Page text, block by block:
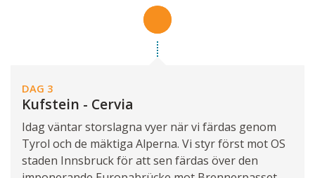
DAG 3
Kufstein - Cervia
Idag väntar storslagna vyer när vi färdas genom
Tyrol och de mäktiga Alperna. Vi styr först mot OS
staden Innsbruck för att sen färdas över den